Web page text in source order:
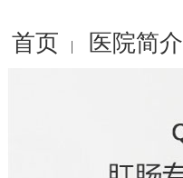
首页 | 医院简介